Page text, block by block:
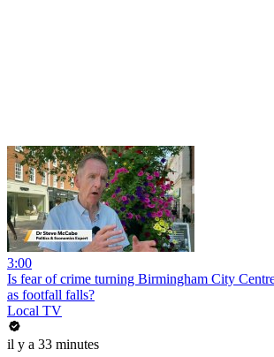
3:00
Is fear of crime turning Birmingham City
as footfall falls?
Local TV
il y a 33 minutes